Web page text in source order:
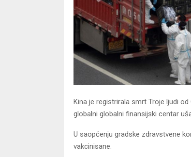
Kina je registrirala smrt Troje ljudi
globalni globalni finansijski centar
U saopćenju gradske zdravstvene
vakcinisane.